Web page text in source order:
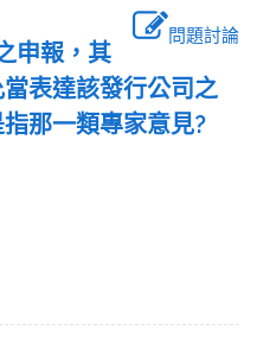
問題討論
申報，其
表達該發行公司之
那一類專家意見?